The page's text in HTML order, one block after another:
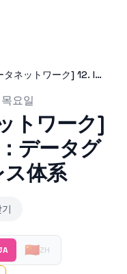
[コンピュータネットワーク] 12. IPプロトコル：データグラムとアドレス体系
요일
トワーク]
データグ
体系
🇨🇳ZH